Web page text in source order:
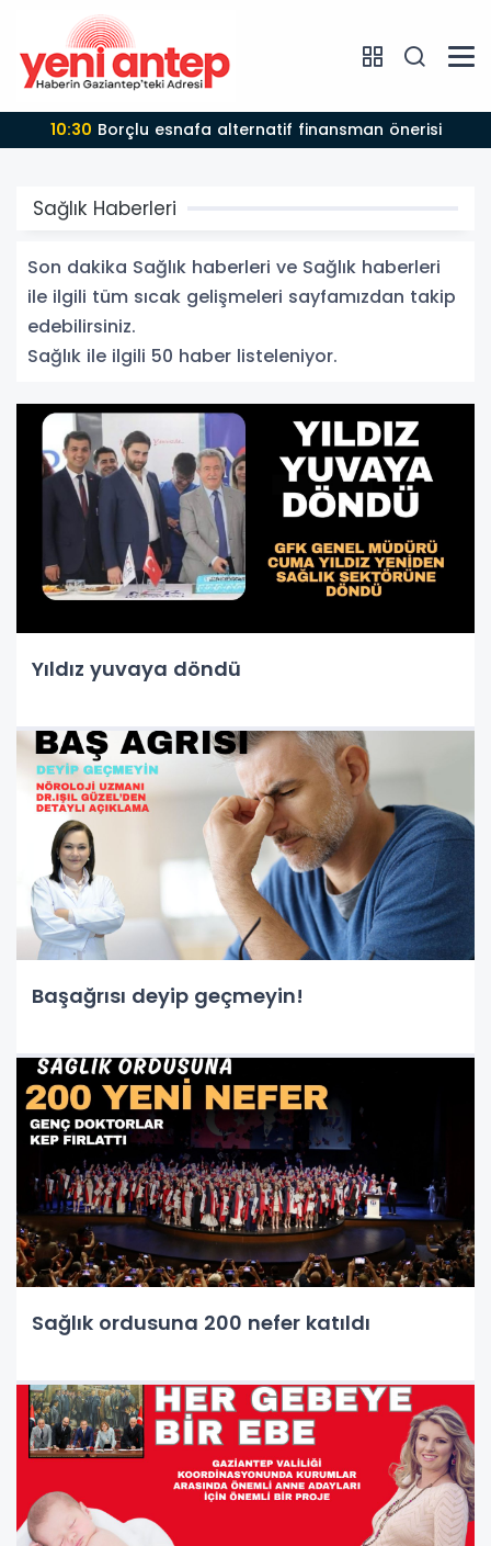
20:29 Yaşlı kadın yangında can verdi
Sağlık Haberleri
Son dakika Sağlık haberleri ve Sağlık haberleri
ile ilgili tüm sıcak gelişmeleri sayfamızdan takip
edebilirsiniz.
Sağlık ile ilgili 50 haber listeleniyor.
Yıldız yuvaya döndü
Başağrısı deyip geçmeyin!
Sağlık ordusuna 200 nefer katıldı